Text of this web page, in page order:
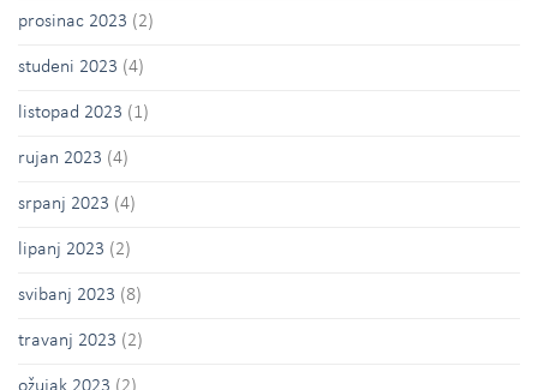
prosinac 2023 (2)
studeni 2023 (4)
listopad 2023 (1)
rujan 2023 (4)
srpanj 2023 (4)
lipanj 2023 (2)
svibanj 2023 (8)
travanj 2023 (2)
ožujak 2023 (2)